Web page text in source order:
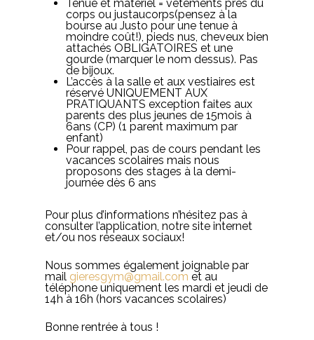
Tenue et matériel = vêtements près du
corps ou justaucorps(pensez à la
bourse au Justo pour une tenue à
moindre coût!), pieds nus, cheveux bien
attachés OBLIGATOIRES et une
gourde (marquer le nom dessus). Pas
de bijoux.
L’accès à la salle et aux vestiaires est
réservé UNIQUEMENT AUX
PRATIQUANTS exception faites aux
parents des plus jeunes de 15mois à
6ans (CP) (1 parent maximum par
enfant)
Pour rappel, pas de cours pendant les
vacances scolaires mais nous
proposons des stages à la demi-
journée dès 6 ans
Pour plus d’informations n’hésitez pas à
consulter l’application, notre site internet
et/ou nos réseaux sociaux!
Nous sommes également joignable par
mail gieresgym@gmail.com et au
téléphone uniquement les mardi et jeudi de
14h à 16h (hors vacances scolaires)
Bonne rentrée à tous !